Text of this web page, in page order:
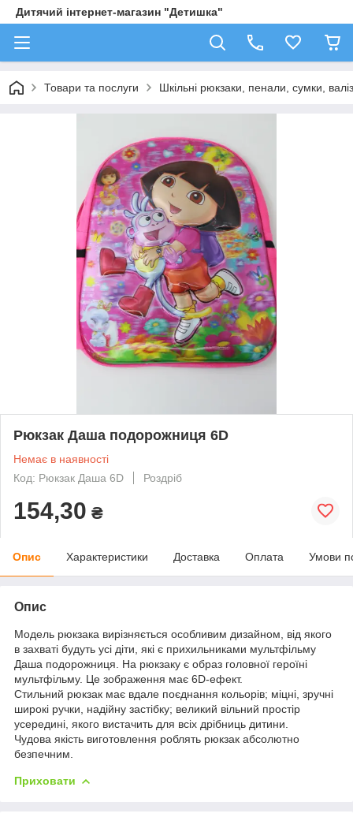
Дитячий інтернет-магазин "Детишка"
Товари та послуги Шкільні рюкзаки, пенали, сумки,
Рюкзак Даша подорожниця 6D
Немає в наявності
Код: Рюкзак Даша 6D
Роздріб
154,30 ₴
Опис Характеристики Доставка Оплата Умови
Опис
Модель рюкзака вирізняється особливим дизайном, від якого
в захваті будуть усі діти, які є прихильниками мультфільму
Даша подорожниця. На рюкзаку є образ головної героїні
мультфільму. Це зображення має 6D-ефект.
Стильний рюкзак має вдале поєднання кольорів; міцні, зручні
широкі ручки, надійну застібку; великий вільний простір
усередині, якого вистачить для всіх дрібниць дитини.
Чудова якість виготовлення роблять рюкзак абсолютно
безпечним.
Приховати